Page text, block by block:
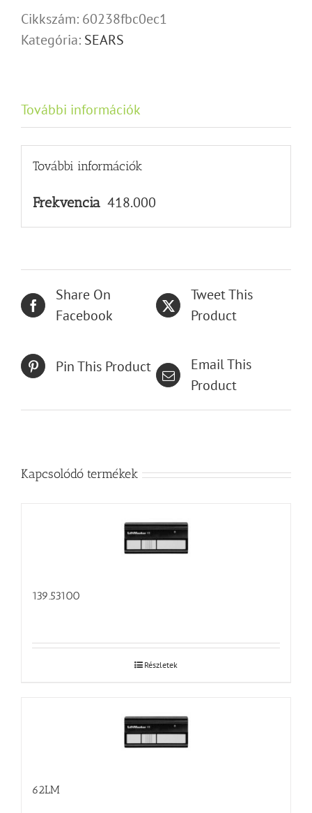
Cikkszám: 60238fbc0ec1
Kategória: SEARS
További információk
További információk
Frekvencia 418.000
Share On
Facebook
Tweet This
Product
Pin This Product
Email This
Product
Kapcsolódó termékek
139.53100
Részletek
62LM